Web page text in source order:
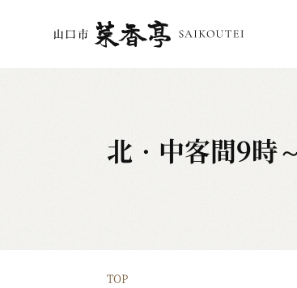
北・中客間9時
TOP